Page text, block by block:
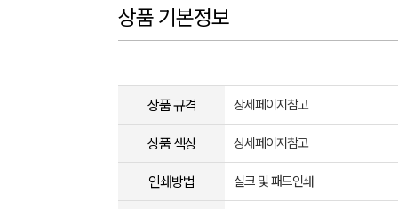
상품 기본정보
상품 규격 상세페이지참고
상품 색상 상세페이지참고
인쇄방법 실크 및 패드인쇄